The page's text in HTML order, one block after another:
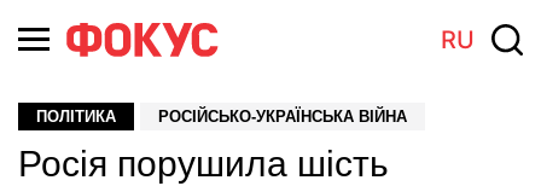
RU
ПОЛІТИКА РОСІЙСЬКО-УКРАЇНСЬКА ВІЙНА
Росія порушила шість